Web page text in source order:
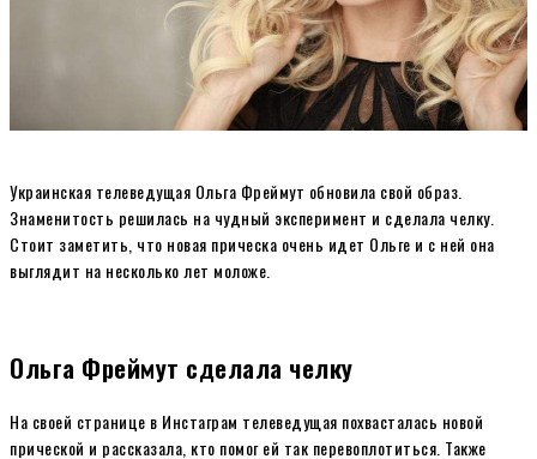
Украинская телеведущая Ольга Фреймут обновила свой образ.
Знаменитость решилась на чудный эксперимент и сделала челку.
Стоит заметить, что новая прическа очень идет Ольге и с ней она
выглядит на несколько лет моложе.
Ольга Фреймут сделала челку
На своей странице в Инстаграм телеведущая похвасталась новой
прической и рассказала, кто помог ей так перевоплотиться. Также